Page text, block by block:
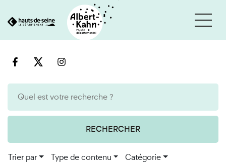
au
RECHERCHER
Trier par Type de contenu Catégorie
Cookies et traceurs utilisés sur ce site